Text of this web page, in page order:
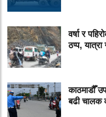
वर्षा र
ठप्प,
काठमाडौँ
बढी चालक